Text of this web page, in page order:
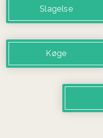
Slagelse
Køge